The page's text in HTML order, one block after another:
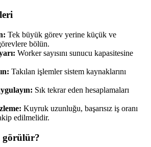
Tek büyük görev yerine küçük ve
bölün.
Worker sayısını sunucu kapasitesine
Takılan işlemler sistem kaynaklarını
Sık tekrar eden hesaplamaları
Kuyruk uzunluğu, başarısız iş oranı
edilmelidir.
görülür?